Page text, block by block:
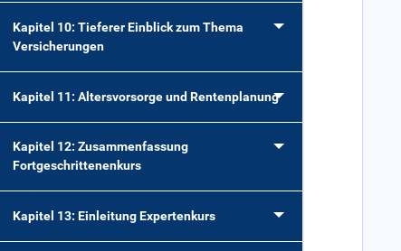
Kapitel 10: Tieferer Einblick zum Thema
Versicherungen
Kapitel 11: Altersvorsorge und Rentenplanung
Kapitel 12: Zusammenfassung
Fortgeschrittenenkurs
Kapitel 13: Einleitung Expertenkurs